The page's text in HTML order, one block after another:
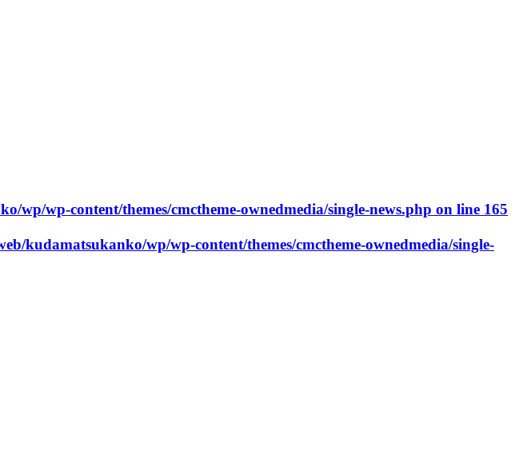
wp/wp-content/themes/cmctheme-ownedmedia/single-news.php on line 165
kudamatsukanko/wp/wp-content/themes/cmctheme-ownedmedia/single-